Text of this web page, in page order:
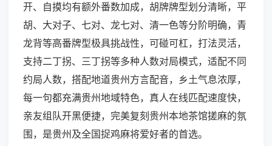
开、自摸均有额外番数加成，胡牌牌型划分清晰，平
胡、大对子、七对、龙七对、清一色等分阶明确，青
龙背等高番牌型极具挑战性，可碰可杠，打法灵活，
支持二丁拐、三丁拐等多种人数对局模式，适配不同
约局人数，搭配地道贵州方言配音，乡土气息浓厚，
每一句都充满贵州地域特色，真人在线匹配速度快，
亲友组队开黑便捷，完美复刻贵州本地茶馆搓麻的氛
围，是贵州及全国捉鸡麻将爱好者的首选。